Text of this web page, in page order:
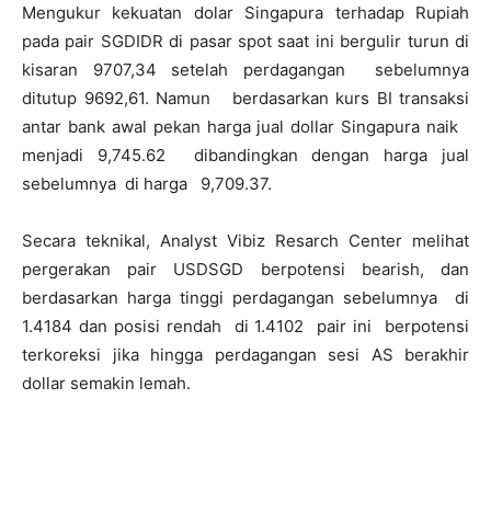
Mengukur kekuatan dolar Singapura terhadap Rupiah
pada pair SGDIDR di pasar spot saat ini bergulir turun di
kisaran 9707,34 setelah perdagangan sebelumnya
ditutup 9692,61. Namun berdasarkan kurs BI transaksi
antar bank awal pekan harga jual dollar Singapura naik
menjadi 9,745.62 dibandingkan dengan harga jual
sebelumnya di harga 9,709.37.
Secara teknikal, Analyst Vibiz Resarch Center melihat
pergerakan pair USDSGD berpotensi bearish, dan
berdasarkan harga tinggi perdagangan sebelumnya di
1.4184 dan posisi rendah di 1.4102 pair ini berpotensi
terkoreksi jika hingga perdagangan sesi AS berakhir
dollar semakin lemah.